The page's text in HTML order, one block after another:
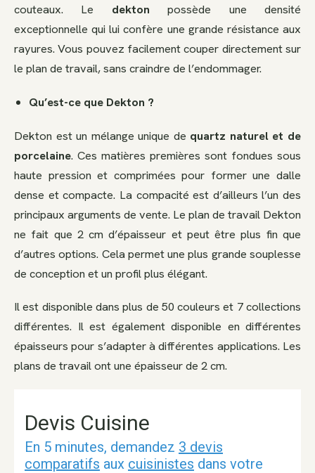
couteaux. Le dekton possède une densité
exceptionnelle qui lui confère une grande résistance aux
rayures. Vous pouvez facilement couper directement sur
le plan de travail, sans craindre de l’endommager.
Qu’est-ce que Dekton ?
Dekton est un mélange unique de quartz naturel et de
porcelaine. Ces matières premières sont fondues sous
haute pression et comprimées pour former une dalle
dense et compacte. La compacité est d’ailleurs l’un des
principaux arguments de vente. Le plan de travail Dekton
ne fait que 2 cm d’épaisseur et peut être plus fin que
d’autres options. Cela permet une plus grande souplesse
de conception et un profil plus élégant.
Il est disponible dans plus de 50 couleurs et 7 collections
différentes. Il est également disponible en différentes
épaisseurs pour s’adapter à différentes applications. Les
plans de travail ont une épaisseur de 2 cm.
Devis Cuisine
En 5 minutes, demandez 3 devis
comparatifs aux cuisinistes dans votre